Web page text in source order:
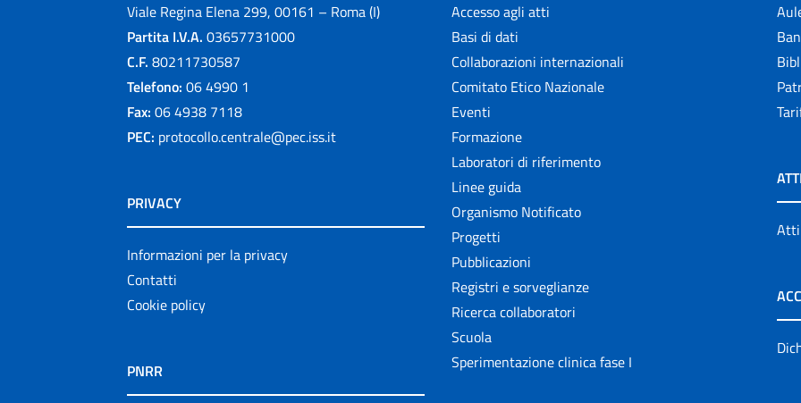
Viale Regina Elena 299, 00161 – Roma (I)
Partita I.V.A. 03657731000
C.F. 80211730587
Telefono: 06 4990 1
Fax: 06 4938 7118
PEC: protocollo.centrale@pec.iss.it
PRIVACY
Informazioni per la privacy
Contatti
Cookie policy
PNRR
Accesso agli atti
Basi di dati
Collaborazioni internazionali
Comitato Etico Nazionale
Eventi
Formazione
Laboratori di riferimento
Linee guida
Organismo Notificato
Progetti
Pubblicazioni
Registri e sorveglianze
Ricerca collaboratori
Scuola
Sperimentazione clinica fase I
Atti